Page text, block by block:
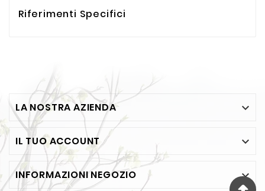
Riferimenti Specifici
LA NOSTRA AZIENDA 
IL TUO ACCOUNT 
INFORMAZIONI NEGOZIO 